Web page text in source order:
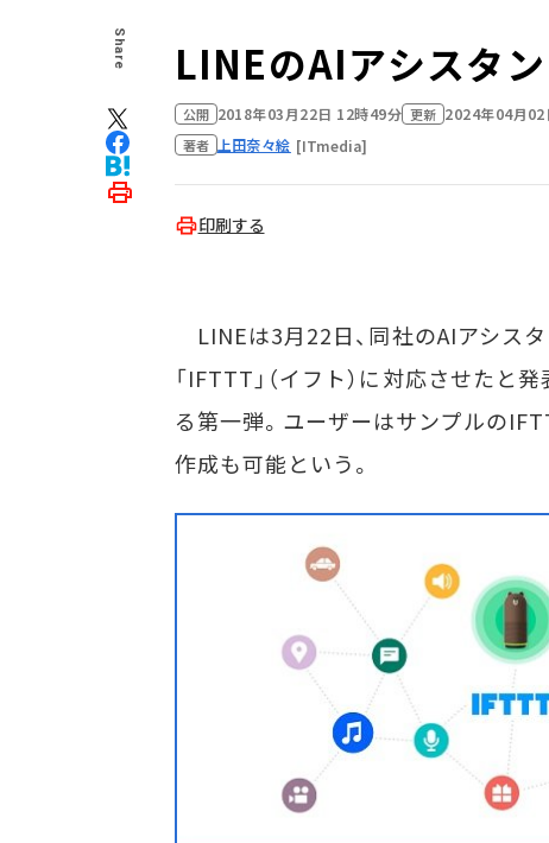
Share LINEのAIアシスタ
公開 2018年03月22日 12時49分 更新 2024年04月
著者 上田奈々絵 [ITmedia]
印刷する
LINEは3月22日、同社のAIアシス
「IFTTT」（イフト）に対応させた
る第一弾。ユーザーはサンプルの
作成も可能という。